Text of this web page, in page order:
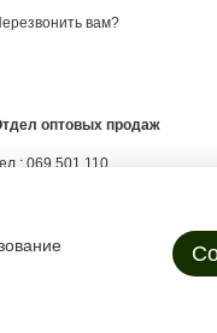
вам?
оптовых продаж
069 501 110